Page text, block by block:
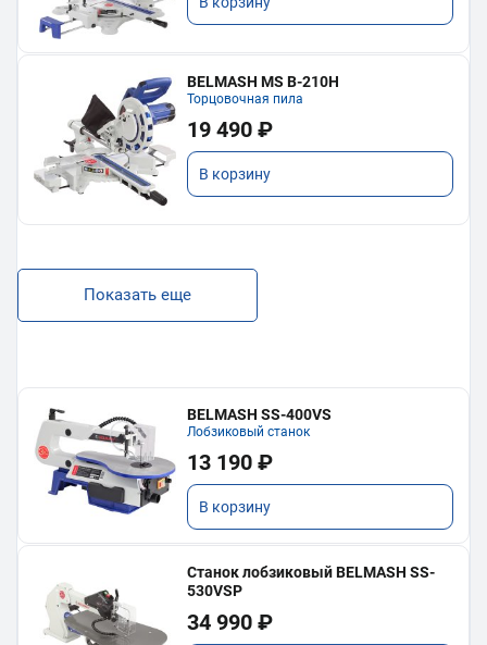
BELMASH MS B-210H
Торцовочная пила
19 490 ₽
В корзину
Показать еще
BELMASH SS-400VS
Лобзиковый станок
13 190 ₽
В корзину
Станок лобзиковый BELMASH SS-
530VSP
34 990 ₽